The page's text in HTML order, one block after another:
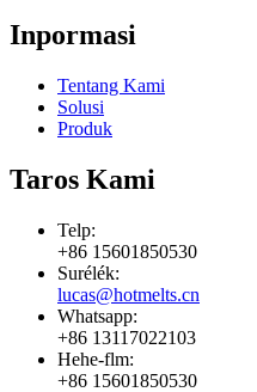
Inpormasi
Tentang Kami
Solusi
Produk
Taros Kami
Telp:
+86 15601850530
Surélék:
lucas@hotmelts.cn
Whatsapp:
+86 13117022103
Hehe-flm:
+86 15601850530